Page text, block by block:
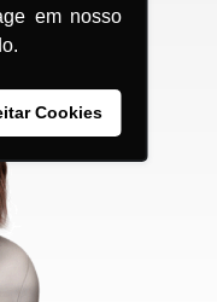
em nosso
Cookies